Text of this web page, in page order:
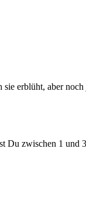
sie erblüht, aber
Du zwischen 1 und